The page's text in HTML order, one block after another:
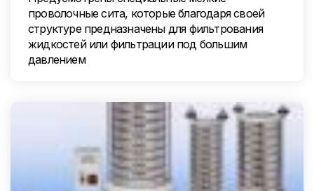
проволочные сита, которые благодаря своей
структуре предназначены для фильтрования
жидкостей или фильтрации под большим
давлением